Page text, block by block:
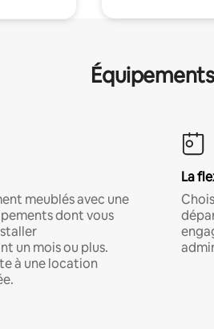
meublés avec une
dont vous
un mois ou plus.
à une location
La